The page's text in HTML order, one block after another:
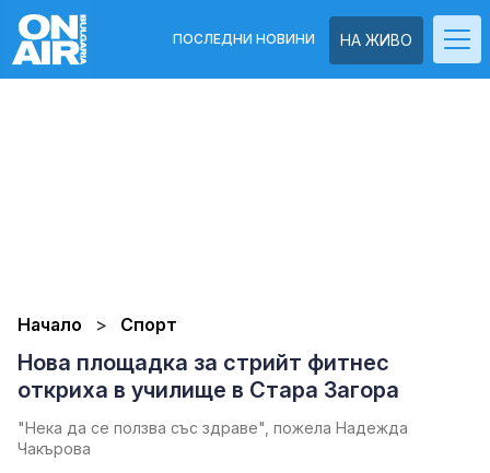
НА ЖИВО
ПОСЛЕДНИ НОВИНИ
Начало Спорт
Нова площадка за стрийт фитнес
откриха в училище в Стара Загора
"Нека да се ползва със здраве", пожела Надежда
Чакърова